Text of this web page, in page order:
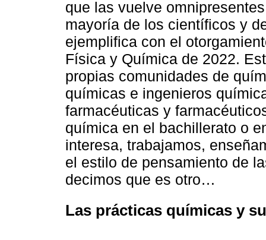
que las vuelve
mayoría de los científicos y
ejemplifica con el
Física y Química de 2022.
propias comunidades de
químicas e ingenieros
farmacéuticas y
química en el bachillerato o
interesa, trabajamos,
el estilo de pensamiento de
decimos que es otro…
Las prácticas químicas y